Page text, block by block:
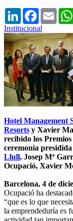
LinkedInFacebook
Institucional
Hotel Management
Resorts y Xavier
recibido los
ceremonia
Llull, Josep Mª
Ocupació, Xavier
Barcelona, 4 de
Ocupació ha
“que es lo que
la emprendeduría es